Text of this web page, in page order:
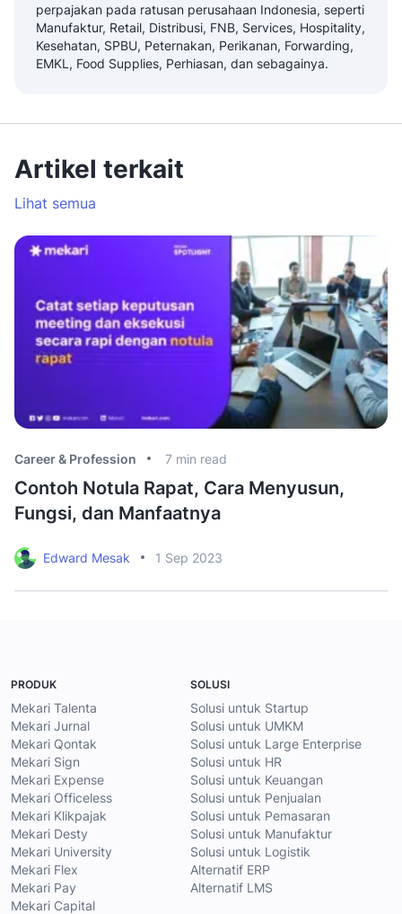
perpajakan pada ratusan perusahaan Indonesia, seperti
Manufaktur, Retail, Distribusi, FNB, Services, Hospitality,
Kesehatan, SPBU, Peternakan, Perikanan, Forwarding,
EMKL, Food Supplies, Perhiasan, dan sebagainya.
Artikel terkait
Lihat semua
Career & Profession 7 min read
Contoh Notula Rapat, Cara Menyusun,
Fungsi, dan Manfaatnya
Edward Mesak 1 Sep 2023
PRODUK
Mekari Talenta
Mekari Jurnal
Mekari Qontak
Mekari Sign
Mekari Expense
Mekari Officeless
Mekari Klikpajak
Mekari Desty
Mekari University
Mekari Flex
Mekari Pay
Mekari Capital
SOLUSI
Solusi untuk Startup
Solusi untuk UMKM
Solusi untuk Large Enterprise
Solusi untuk HR
Solusi untuk Keuangan
Solusi untuk Penjualan
Solusi untuk Pemasaran
Solusi untuk Manufaktur
Solusi untuk Logistik
Alternatif ERP
Alternatif LMS